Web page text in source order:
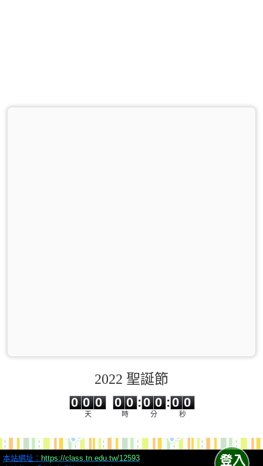
2022 聖誕節
0 0 0
天
0
0
0
時
:
0
0
0
0
分
:0 0
秒
本站網址： https://class.tn.edu.tw/12593